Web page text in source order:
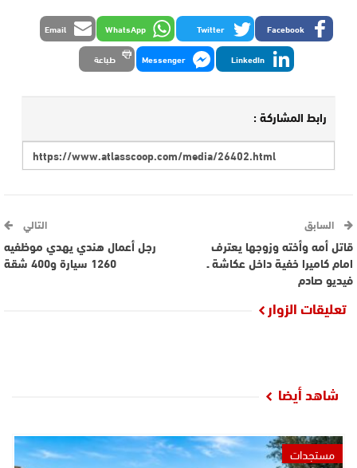
Facebook
Twitter
WhatsApp
Email
LinkedIn
Messenger طباعة
رابط المشاركة :
السابق
قاتل أمه وأخته وزوجها يعترف
امام كاميرا خفية داخل عكاشة ـ
فيديو صادم
التالي
رجل أعمال هندي يهدي موظفيه
1260 سيارة و400 شقة
تعليقات الزوار
شاهد أيضا
مستجدات